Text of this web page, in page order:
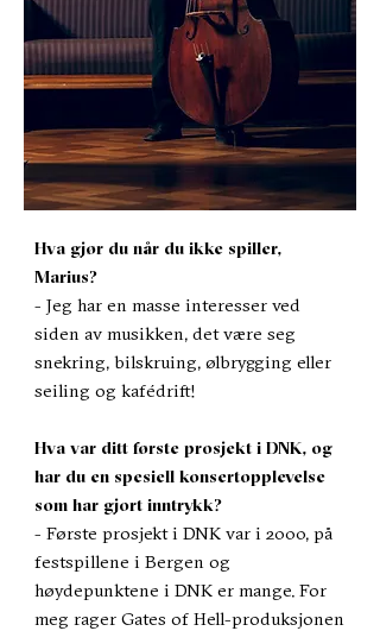
Hva gjør du når du ikke spiller,
Marius?
- Jeg har en masse interesser ved
siden av musikken, det være seg
snekring, bilskruing, ølbrygging eller
seiling og kafédrift!
Hva var ditt første prosjekt i DNK, og
har du en spesiell konsertopplevelse
som har gjort inntrykk?
- Første prosjekt i DNK var i 2000, på
festspillene i Bergen og
høydepunktene i DNK er mange. For
meg rager Gates of Hell-produksjonen